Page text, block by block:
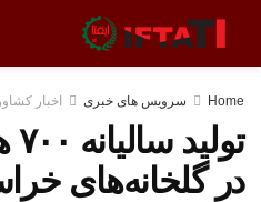
Home سرویس های خبری اخبار
در گلخانه‌های